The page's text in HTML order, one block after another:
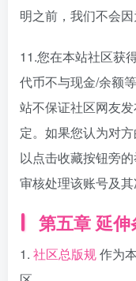
明之前，我们不会
11.您在本站社区获
代币不与现金/余额
站不保证社区网友
定。如果您认为对
以点击收藏按钮旁
审核处理该账号及其
第五章 延伸
1. 社区总版规作为